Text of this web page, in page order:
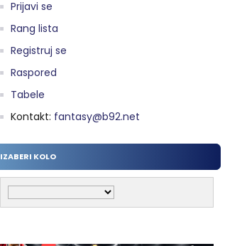
Prijavi se
Rang lista
Registruj se
Raspored
Tabele
Kontakt: fantasy@b92.net
IZABERI KOLO